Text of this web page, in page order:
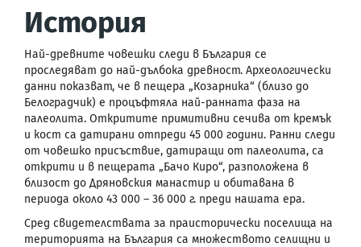
История
Най-древните човешки следи в България се
проследяват до най-дълбока древност. Археологически
данни показват, че в пещера „Козарника“ (близо до
Белоградчик) е процъфтяла най-ранната фаза на
палеолита. Откритите примитивни сечива от кремък
и кост са датирани отпреди 45 000 години. Ранни следи
от човешко присъствие, датиращи от палеолита, са
открити и в пещерата „Бачо Киро“, разположена в
близост до Дряновския манастир и обитавана в
периода около 43 000 – 36 000 г. преди нашата ера.
Сред свидетелствата за праисторически поселища на
територията на България са множеството селищни и